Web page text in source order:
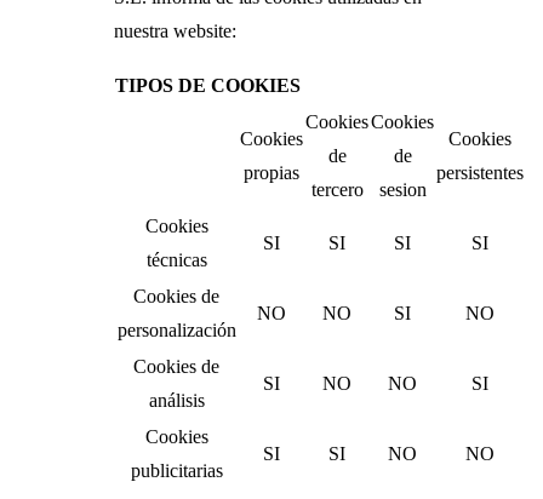
nuestra website:
TIPOS DE COOKIES
Cookies
propias
Cookies
de
tercero
Cookies
de
sesion
Cookies
persistentes
Cookies
técnicas
SI SI SI SI
Cookies de
personalización
NO NO SI NO
Cookies de
análisis
SI NO NO SI
Cookies
publicitarias
SI SI NO NO